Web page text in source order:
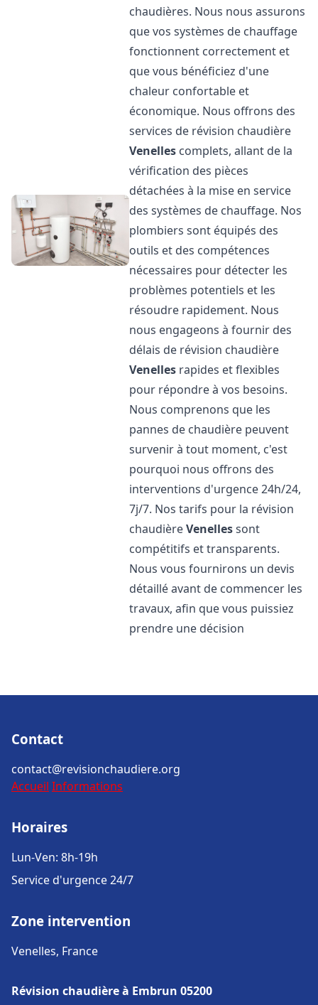
chaudières. Nous nous assurons
que vos systèmes de chauffage
fonctionnent correctement et
que vous bénéficiez d'une
chaleur confortable et
économique. Nous offrons des
services de révision chaudière
Venelles complets, allant de la
vérification des pièces
détachées à la mise en service
des systèmes de chauffage. Nos
plombiers sont équipés des
outils et des compétences
nécessaires pour détecter les
problèmes potentiels et les
résoudre rapidement. Nous
nous engageons à fournir des
délais de révision chaudière
Venelles rapides et flexibles
pour répondre à vos besoins.
Nous comprenons que les
pannes de chaudière peuvent
survenir à tout moment, c'est
pourquoi nous offrons des
interventions d'urgence 24h/24,
7j/7. Nos tarifs pour la révision
chaudièreVenellessont
compétitifs et transparents.
Nous vous fournirons un devis
détaillé avant de commencer les
travaux, afin que vous puissiez
prendre une décision
Contact
contact@revisionchaudiere.org
Accueil Informations
Horaires
Lun-Ven: 8h-19h
Service d'urgence 24/7
Zone intervention
Venelles, France
Révision chaudière à Embrun 05200